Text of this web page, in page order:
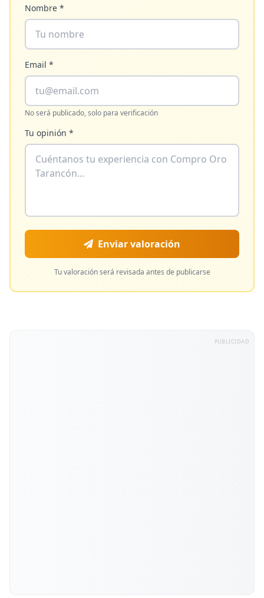
Nombre *
Email *
No será publicado, solo para verificación
Tu opinión *
Enviar valoración
Tu valoración será revisada antes de publicarse
PUBLICIDAD